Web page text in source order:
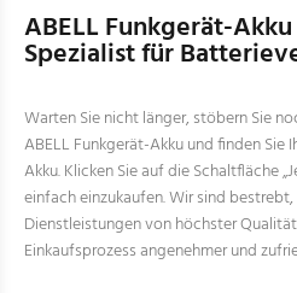
ABELL Funkgerät-
Spezialist für
Warten Sie nicht länger, stöbern Sie
ABELL Funkgerät-Akku und finden Sie
Akku. Klicken Sie auf die Schaltfläche
einfach einzukaufen. Wir sind
Dienstleistungen von höchster
Einkaufsprozess angenehmer und